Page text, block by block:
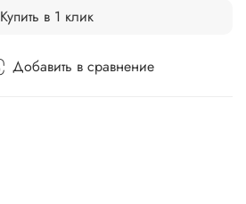
Добавить в сравнение
Купить в 1 клик